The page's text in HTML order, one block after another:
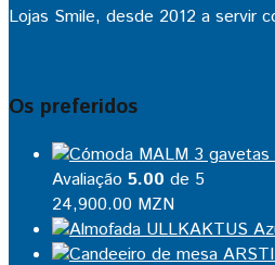
Lojas Smile, desde 2012 a servir
Os preferidos
Avaliação 5.00 de 5
24,900.00 MZN